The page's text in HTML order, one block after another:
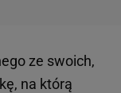
ze swoich,
na którą